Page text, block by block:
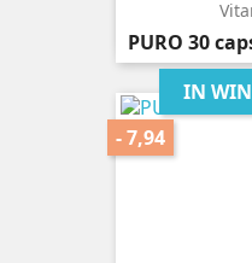
PURO 30
IN
- 7,94